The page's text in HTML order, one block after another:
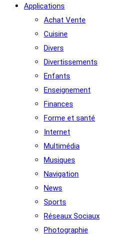
Applications
Achat Vente
Cuisine
Divers
Divertissements
Enfants
Enseignement
Finances
Forme et santé
Internet
Multimédia
Musiques
Navigation
News
Sports
Réseaux Sociaux
Photographie